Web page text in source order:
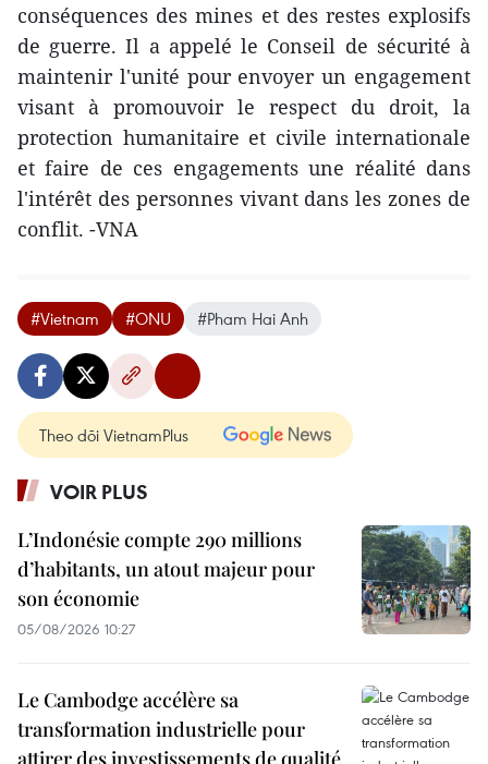
conséquences des mines et des restes explosifs
de guerre. Il a appelé le Conseil de sécurité à
maintenir l'unité pour envoyer un engagement
visant à promouvoir le respect du droit, la
protection humanitaire et civile internationale
et faire de ces engagements une réalité dans
l'intérêt des personnes vivant dans les zones de
conflit. -VNA
#Vietnam #ONU #Pham Hai Anh
Theo dõi VietnamPlus
VOIR PLUS
L’Indonésie compte 290 millions
d’habitants, un atout majeur pour
son économie
05/08/2026 10:27
Le Cambodge accélère sa
transformation industrielle pour
attirer des investissements de qualité